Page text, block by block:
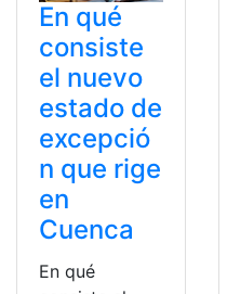
En qué
consiste
el nuevo
estado de
excepció
n que rige
en
Cuenca
En qué